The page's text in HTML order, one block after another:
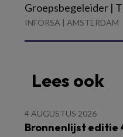
Groepsbegeleider |
INFORSA | AMSTERDAM
Lees ook
4 AUGUSTUS 2026
Bronnenlijst editie